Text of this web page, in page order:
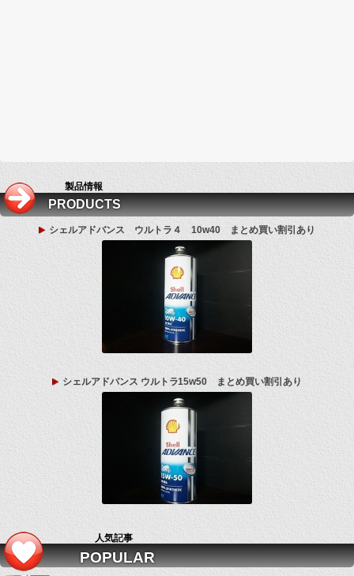
製品情報
PRODUCTS
シェルアドバンス ウルトラ４ 10w40 まとめ買い割引あり
シェルアドバンス ウルトラ15w50 まとめ買い割引あり
人気記事
POPULAR